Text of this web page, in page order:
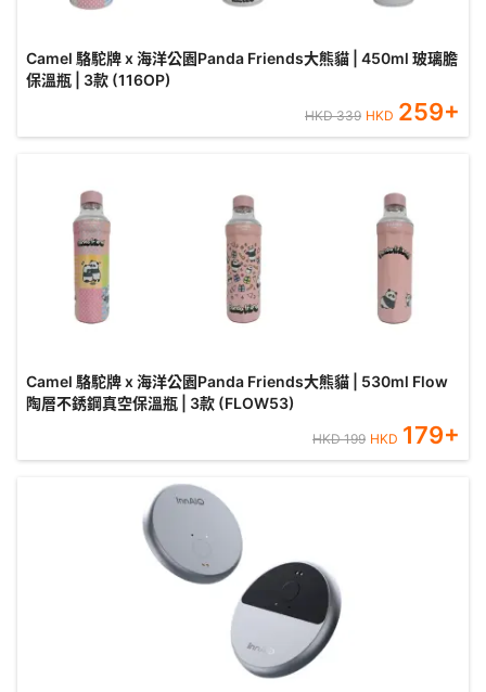
Camel 駱駝牌 x 海洋公園Panda Friends大熊貓 | 450ml 玻璃膽
保溫瓶 | 3款 (116OP)
HKD339 HKD 259+
Camel 駱駝牌 x 海洋公園Panda Friends大熊貓 | 530ml Flow
陶層不銹鋼真空保溫瓶 | 3款 (FLOW53)
HKD199 HKD 179+